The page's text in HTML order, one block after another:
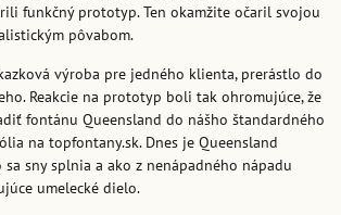
funkčný prototyp. Ten okamžite očaril svojou
pôvabom.
výroba pre jedného klienta, prerástlo do
Reakcie na prototyp boli tak ohromujúce, že
fontánu Queensland do nášho štandardného
na topfontany.sk. Dnes je Queensland
sny splnia a ako z nenápadného nápadu
umelecké dielo.